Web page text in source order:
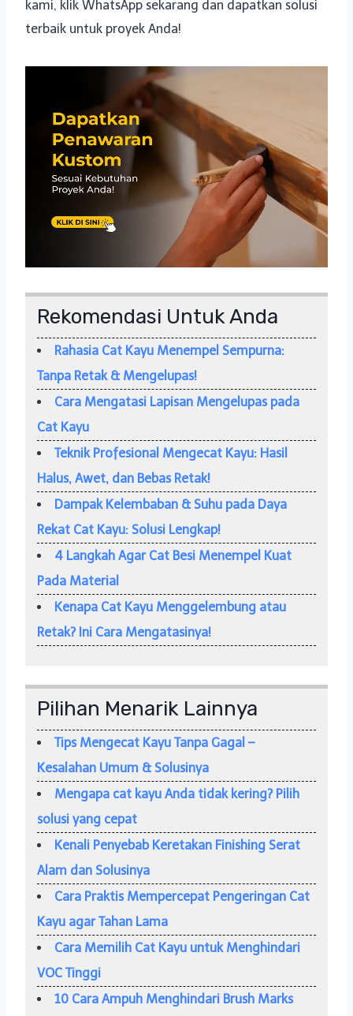
kami, klik WhatsApp sekarang dan dapatkan solusi
terbaik untuk proyek Anda!
Rekomendasi Untuk Anda
Rahasia Cat Kayu Menempel Sempurna:
Tanpa Retak & Mengelupas!
Cara Mengatasi Lapisan Mengelupas pada
Cat Kayu
Teknik Profesional Mengecat Kayu: Hasil
Halus, Awet, dan Bebas Retak!
Dampak Kelembaban & Suhu pada Daya
Rekat Cat Kayu: Solusi Lengkap!
4 Langkah Agar Cat Besi Menempel Kuat
Pada Material
Kenapa Cat Kayu Menggelembung atau
Retak? Ini Cara Mengatasinya!
Pilihan Menarik Lainnya
Tips Mengecat Kayu Tanpa Gagal –
Kesalahan Umum & Solusinya
Mengapa cat kayu Anda tidak kering? Pilih
solusi yang cepat
Kenali Penyebab Keretakan Finishing Serat
Alam dan Solusinya
Cara Praktis Mempercepat Pengeringan Cat
Kayu agar Tahan Lama
Cara Memilih Cat Kayu untuk Menghindari
VOC Tinggi
10 Cara Ampuh Menghindari Brush Marks